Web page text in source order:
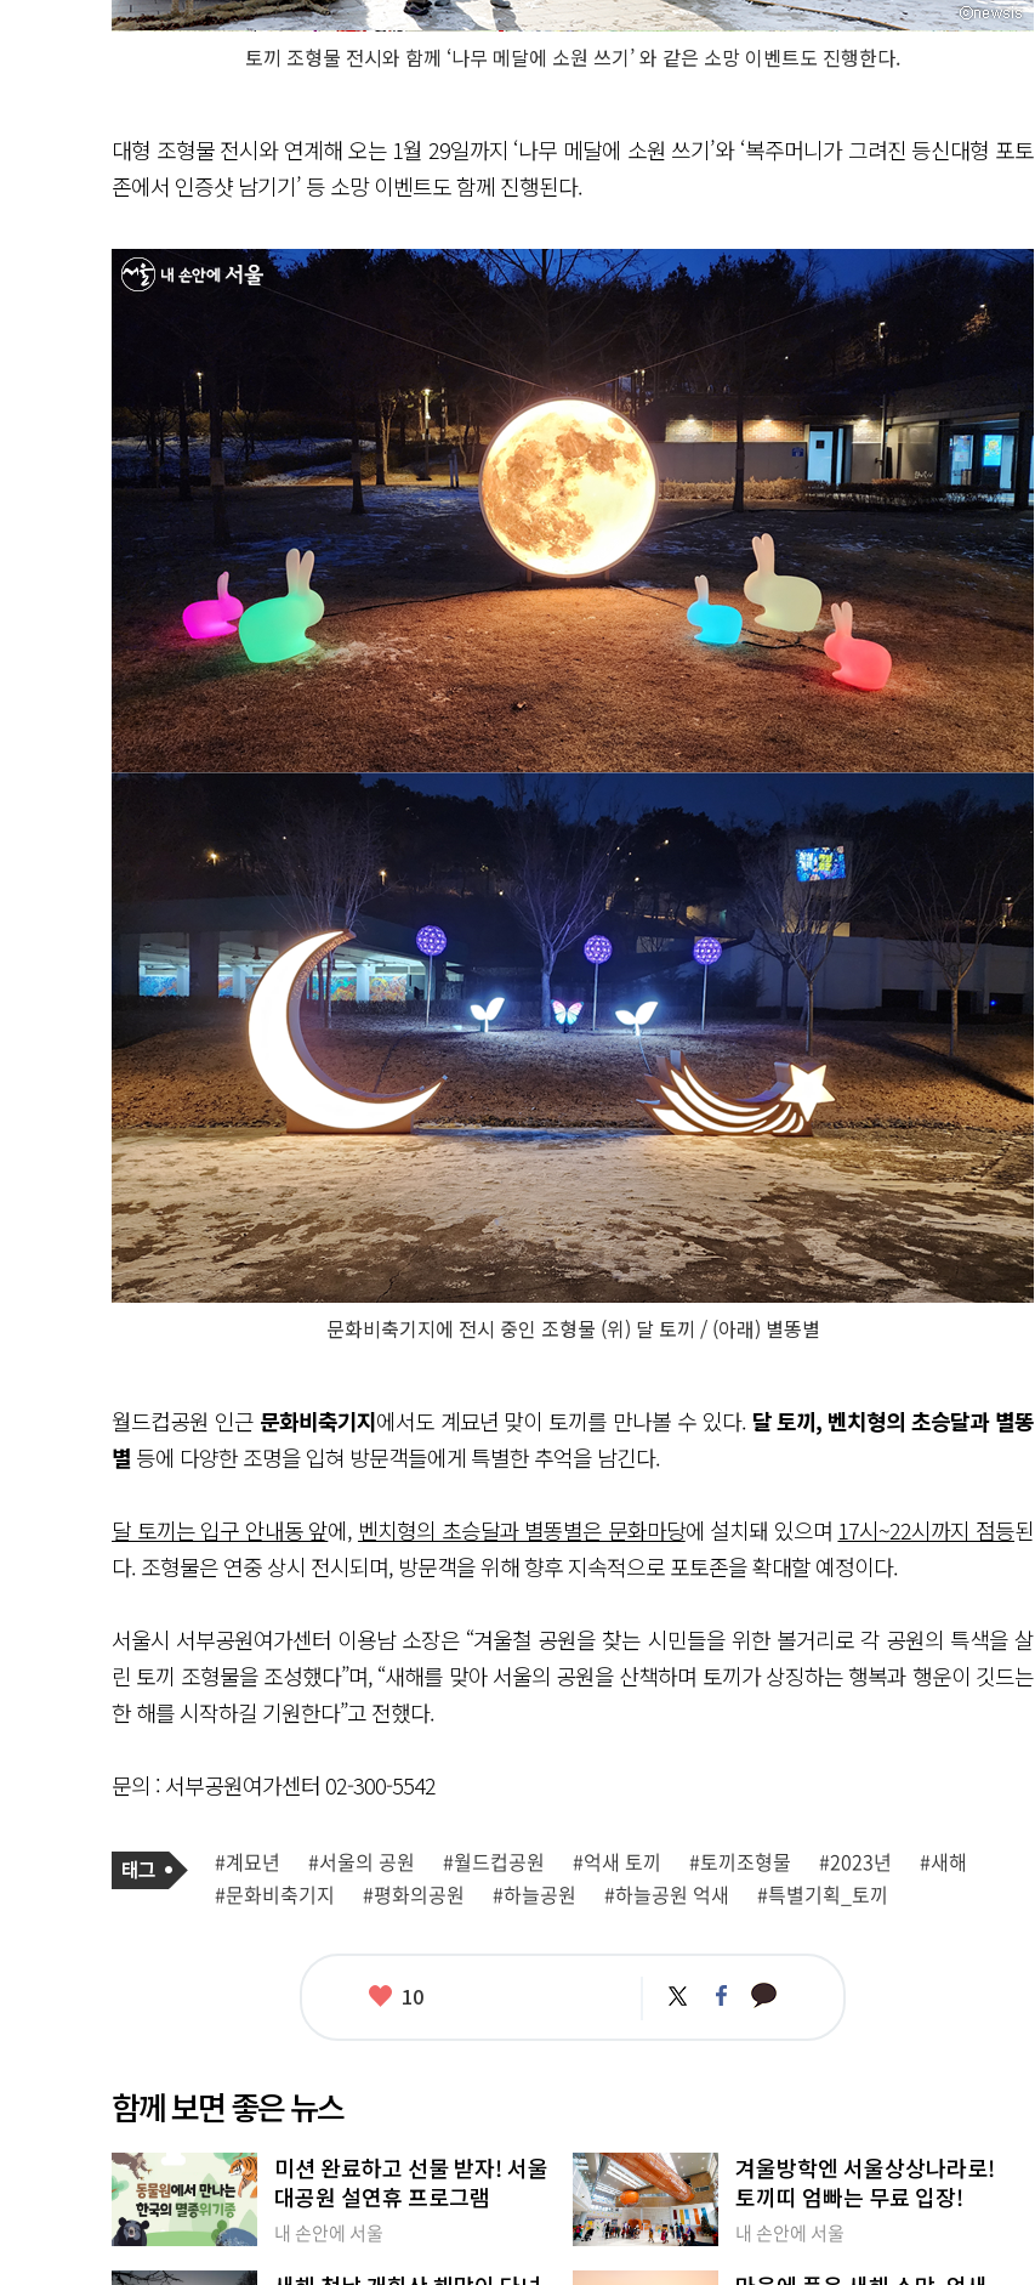
토끼 조형물 전시와 함께 ‘나무 메달에 소원 쓰기’ 와 같은 소망 이벤트도 진행한다.
대형 조형물 전시와 연계해 오는 1월 29일까지 ‘나무 메달에 소원 쓰기’와 ‘복주머니가 그려진 등신대형 포토
존에서 인증샷 남기기’ 등 소망 이벤트도 함께 진행된다.
문화비축기지에 전시 중인 조형물 (위) 달 토끼 / (아래) 별똥별
월드컵공원 인근 문화비축기지에서도 계묘년 맞이 토끼를 만나볼 수 있다. 달 토끼, 벤치형의 초승달과 별똥
별 등에 다양한 조명을 입혀 방문객들에게 특별한 추억을 남긴다.
달 토끼는 입구 안내동 앞에, 벤치형의 초승달과 별똥별은 문화마당에 설치돼 있으며 17시~22시까지 점등된
다. 조형물은 연중 상시 전시되며, 방문객을 위해 향후 지속적으로 포토존을 확대할 예정이다.
서울시 서부공원여가센터 이용남 소장은 “겨울철 공원을 찾는 시민들을 위한 볼거리로 각 공원의 특색을 살
린 토끼 조형물을 조성했다”며, “새해를 맞아 서울의 공원을 산책하며 토끼가 상징하는 행복과 행운이 깃드는
한 해를 시작하길 기원한다”고 전했다.
문의 : 서부공원여가센터 02-300-5542
사
관
련
태
그
#계묘년 #서울의 공원 #월드컵공원 #억새 토끼 #토끼조형물 #2023년
#새해
#문화비축기지
#평화의공원 #하늘공원 #하늘공원 억새 #특별기획_토끼
좋
10 트
위
페
이
카
카
함께 보면 좋은 뉴스
미션 완료하고 선물 받자! 서울
대공원 설연휴 프로그램
내 손안에 서울
겨울방학엔 서울상상나라로!
토끼띠 엄빠는 무료 입장!
내 손안에 서울